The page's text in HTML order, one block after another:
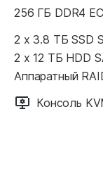
256 ГБ DDR4
2 x 3.8 ТБ SSD
2 x 12 ТБ HDD
Аппаратный
Консоль